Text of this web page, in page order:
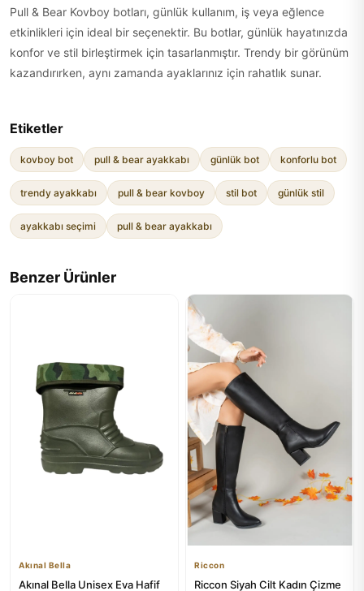
Pull & Bear Kovboy botları, günlük kullanım, iş veya eğlence
etkinlikleri için ideal bir seçenektir. Bu botlar, günlük hayatınızda
konfor ve stil birleştirmek için tasarlanmıştır. Trendy bir görünüm
kazandırırken, aynı zamanda ayaklarınız için rahatlık sunar.
Etiketler
kovboy bot pull & bear ayakkabı günlük bot konforlu bot
trendy ayakkabı pull & bear kovboy stil bot günlük stil
ayakkabı seçimi pull & bear ayakkabı
Benzer Ürünler
Akınal Bella
Akınal Bella Unisex Eva Hafif
Riccon
Riccon Siyah Cilt Kadın Çizme